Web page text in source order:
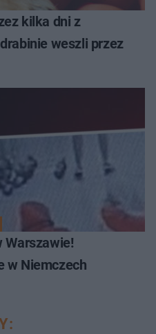
kilka dni z
weszli przez
Warszawie!
w Niemczech